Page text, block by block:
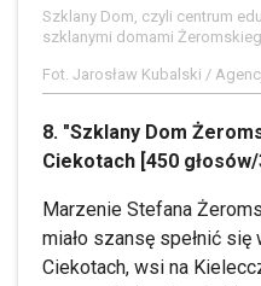
Szklany Dom, czyli centrum
szklanymi domami
Fot. Jarosław Kubalski /
8. "Szklany Dom
Ciekotach [450 głosów/
Marzenie Stefana
miało szansę spełnić
Ciekotach, wsi na